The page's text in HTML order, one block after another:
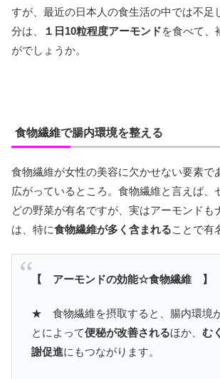
すが、最近の日本人の食生活の中では不足
分は、
１日10粒程度アーモンドを食べて、
がでしょうか。
食物繊維で腸内環境を整える
食物繊維が女性の美容に欠かせない要素で
広がっているところ。食物繊維と言えば、
どの野菜が有名ですが、実はアーモンドも
は、特に食物繊維が多く含まれることで有
【 アーモンドの効能☆食物繊維 】
★ 食物繊維を摂取すると、腸内環境
とによって便秘が改善されるほか、 む
謝促進にもつながります。